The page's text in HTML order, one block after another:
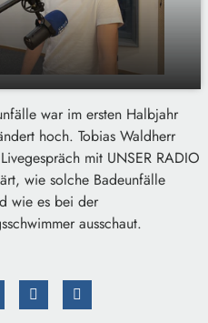
Halbjahresbilanz: So
verhindert werden
03:06
war im ersten Halbjahr
hoch. Tobias Waldherr
mit UNSER RADIO
wie solche Badeunfälle
wie es bei der
ausschaut.